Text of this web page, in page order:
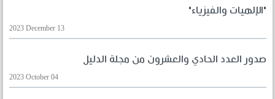
"الإلهيات والفيزياء"
2023 December 13
صدور العدد الحادي والعشرون من مجلة الدليل
2023 October 04